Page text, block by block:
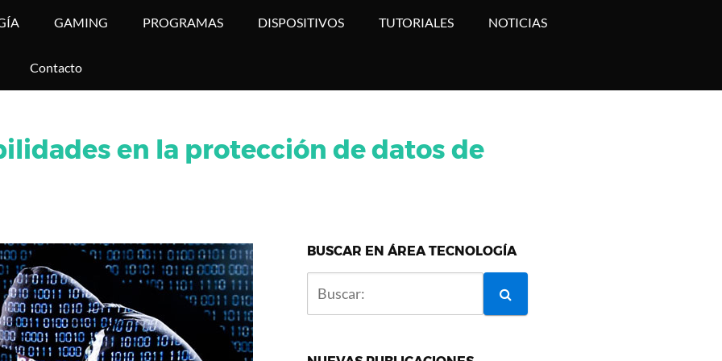
GAMING PROGRAMAS DISPOSITIVOS TUTORIALES NOTICIAS
Contacto
en la protección de datos de
BUSCAR EN ÁREA TECNOLOGÍA